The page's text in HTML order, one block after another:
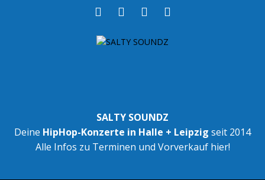
SALTY SOUNDZ
Deine HipHop-Konzerte in Halle + Leipzig seit 2014
Alle Infos zu Terminen und Vorverkauf hier!